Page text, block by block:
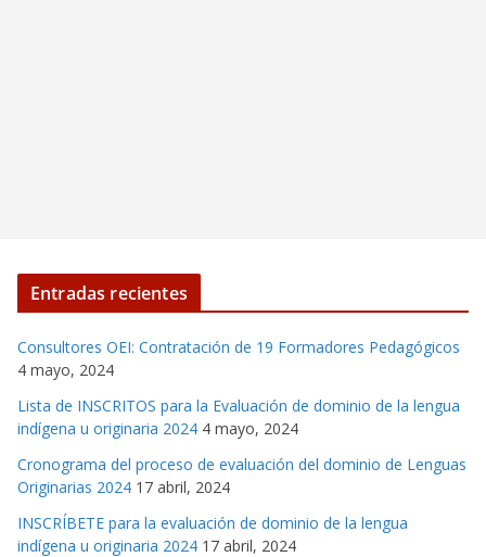
Entradas recientes
Consultores OEI: Contratación de 19 Formadores Pedagógicos
4 mayo, 2024
Lista de INSCRITOS para la Evaluación de dominio de la lengua
indígena u originaria 2024 4 mayo, 2024
Cronograma del proceso de evaluación del dominio de Lenguas
Originarias 2024 17 abril, 2024
INSCRÍBETE para la evaluación de dominio de la lengua
indígena u originaria 2024 17 abril, 2024